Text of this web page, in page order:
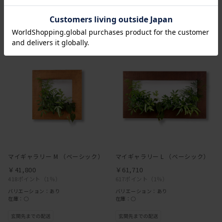
マイギャラリー M （ベーシック）
418ポイント （1％）
￥41,800
バリエーション：あり
在庫：○
マイギャラリー L （ベーシック）
617ポイント （1％）
￥61,710
バリエーション：あり
在庫：○